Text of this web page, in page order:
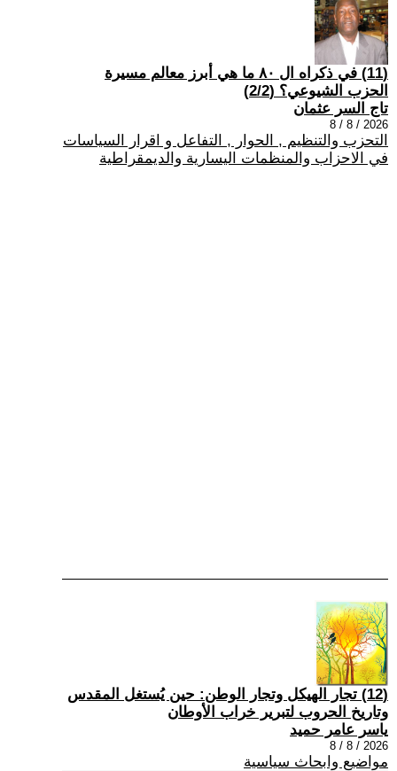
(11) في ذكراه ال ٨٠ ما هي أبرز معالم مسيرة
الحزب الشيوعي؟ (2/2)
تاج السر عثمان
2026 / 8 / 8
التحزب والتنظيم , الحوار , التفاعل و اقرار السياسات
في الاحزاب والمنظمات اليسارية والديمقراطية
(12) تجار الهيكل وتجار الوطن: حين يُستغل المقدس
وتاريخ الحروب لتبرير خراب الأوطان
ياسر عامر حميد
2026 / 8 / 8
مواضيع وابحاث سياسية